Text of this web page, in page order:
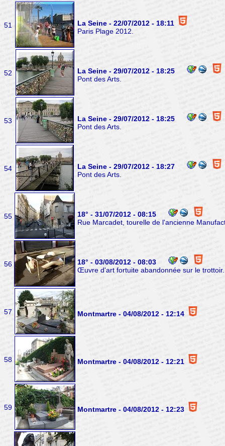
51
La Seine - 22/07/2012 - 18:11
Paris Plage 2012.
52
La Seine - 29/07/2012 - 18:25
Pont des Arts.
53
La Seine - 29/07/2012 - 18:25
Pont des Arts.
54
La Seine - 29/07/2012 - 18:27
Pont des Arts.
55
18° - 31/07/2012 - 08:15
Rue Marcadet, tourelle de l'ancienne
56
18° - 03/08/2012 - 08:03
Œuvre d'art fortuite abandonnée sur le trottoir.
57 Montmartre - 04/08/2012 - 12:14
58 Montmartre - 04/08/2012 - 12:21
59 Montmartre - 04/08/2012 - 12:23